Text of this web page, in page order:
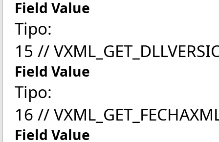
Field Value
Tipo:
15 //
Field Value
Tipo:
16 //
Field Value